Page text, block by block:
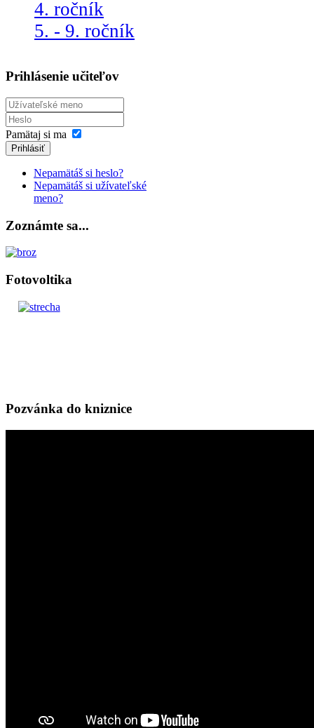
4. ročník
5. - 9. ročník
Prihlásenie učiteľov
Pamätaj si ma
Prihlásiť
Nepamätáš si heslo?
Nepamätáš si užívateľské
meno?
Zoznámte sa...
Fotovoltika
Pozvánka do kniznice